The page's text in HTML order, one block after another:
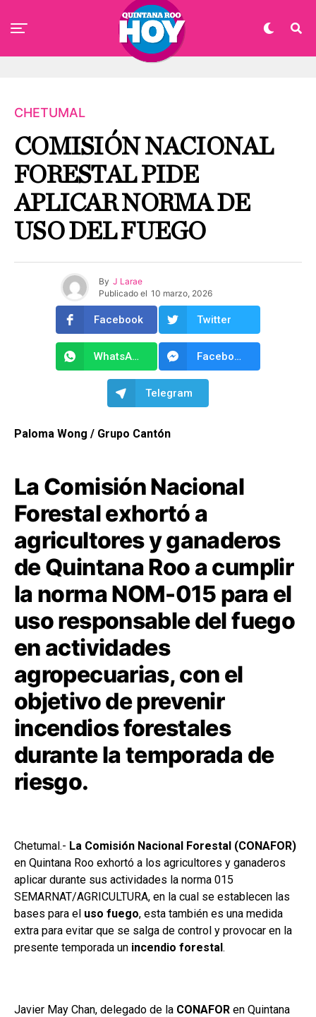
CHETUMAL
COMISIÓN NACIONAL
FORESTAL PIDE
APLICAR NORMA DE
USO DEL FUEGO
By J Larae
Publicado el 10 marzo, 2026
Facebook Twitter
WhatsApp Facebook Messenger
Telegram
Paloma Wong / Grupo Cantón
La Comisión Nacional
Forestalexhortó a
agricultores y ganaderos
de Quintana Roo a cumplir
la norma NOM-015 para el
uso responsable del fuego
en actividades
agropecuarias, con el
objetivo de prevenir
incendios forestales
durante la temporada de
riesgo.
Chetumal.- La Comisión Nacional Forestal (CONAFOR)
en Quintana Roo exhortó a los agricultores y ganaderos
aplicar durante sus actividades la norma 015
SEMARNAT/AGRICULTURA, en la cual se establecen las
bases para el uso fuego, esta también es una medida
extra para evitar que se salga de control y provocar en la
presente temporada un incendio forestal.
Javier May Chan, delegado de la CONAFOR en Quintana